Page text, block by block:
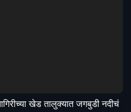
खेड तालुक्यात जगबुडी नदीचं